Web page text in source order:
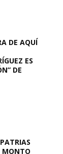
DE AQUÍ
ES
DE
MONTO